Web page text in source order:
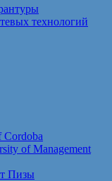
технологий
of Management
Пизы